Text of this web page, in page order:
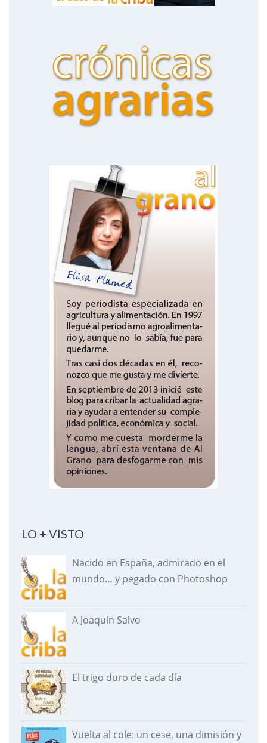
LO + VISTO
Nacido en España, admirado en el
mundo… y pegado con Photoshop
A Joaquín Salvo
El trigo duro de cada día
Vuelta al cole: un cese, una dimisión y